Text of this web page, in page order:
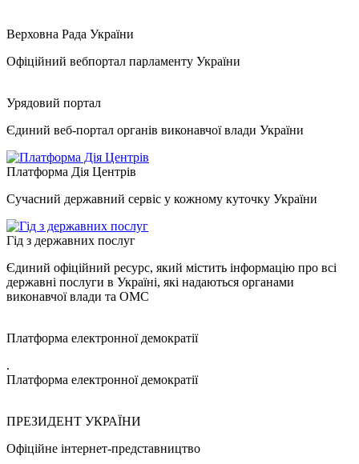
Верховна Рада України
Офіційний вебпортал парламенту України
Урядовий портал
Єдиний веб-портал органів виконавчої влади України
Платформа Дія Центрів
Сучасний державний сервіс у кожному куточку України
Гід з державних послуг
Єдиний офіційний ресурс, який містить інформацію про всі
державні послуги в Україні, які надаються органами
виконавчої влади та ОМС
Платформа електронної демократії
.
Платформа електронної демократії
ПРЕЗИДЕНТ УКРАЇНИ
Офіційне інтернет-представництво